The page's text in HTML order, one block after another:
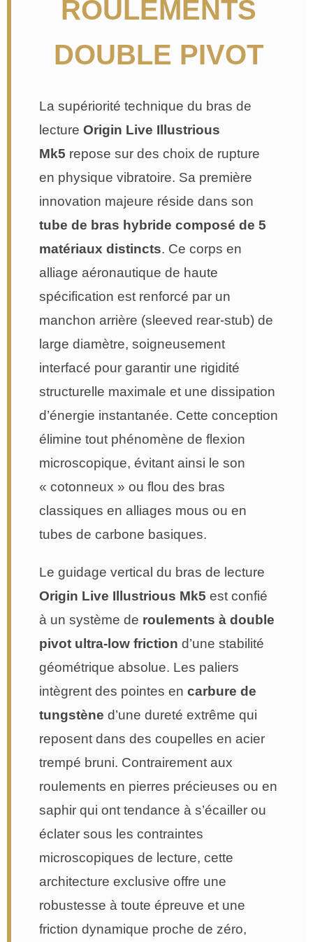
ROULEMENTS
DOUBLE PIVOT
La supériorité technique du bras de
lecture Origin Live Illustrious
Mk5 repose sur des choix de rupture
en physique vibratoire. Sa première
innovation majeure réside dans son
tube de bras hybride composé de 5
matériaux distincts. Ce corps en
alliage aéronautique de haute
spécification est renforcé par un
manchon arrière (sleeved rear-stub) de
large diamètre, soigneusement
interfacé pour garantir une rigidité
structurelle maximale et une dissipation
d’énergie instantanée. Cette conception
élimine tout phénomène de flexion
microscopique, évitant ainsi le son
« cotonneux » ou flou des bras
classiques en alliages mous ou en
tubes de carbone basiques.
Le guidage vertical du bras de lecture
Origin Live Illustrious Mk5 est confié
à un système de roulements à double
pivot ultra-low friction d’une stabilité
géométrique absolue. Les paliers
intègrent des pointes en carbure de
tungstène d’une dureté extrême qui
reposent dans des coupelles en acier
trempé bruni. Contrairement aux
roulements en pierres précieuses ou en
saphir qui ont tendance à s’écailler ou
éclater sous les contraintes
microscopiques de lecture, cette
architecture exclusive offre une
robustesse à toute épreuve et une
friction dynamique proche de zéro,